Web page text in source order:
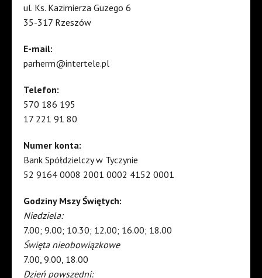
ul. Ks. Kazimierza Guzego 6
35-317 Rzeszów
E-mail:
parherm@intertele.pl
Telefon:
570 186 195
17 221 91 80
Numer konta:
Bank Spółdzielczy w Tyczynie
52 9164 0008 2001 0002 4152 0001
Godziny Mszy Świętych:
Niedziela:
7.00; 9.00; 10.30; 12.00; 16.00; 18.00
Święta nieobowiązkowe
7.00, 9.00, 18.00
Dzień powszedni: